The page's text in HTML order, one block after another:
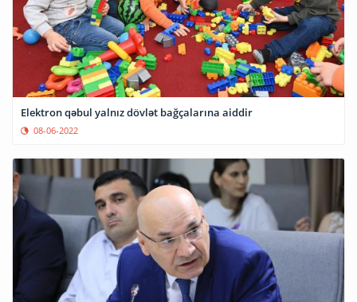
Elektron qəbul yalnız dövlət bağçalarına aiddir
08-06-2022